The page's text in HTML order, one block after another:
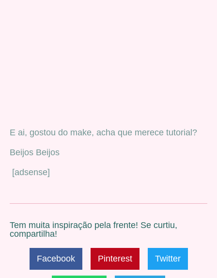
E ai, gostou do make, acha que merece tutorial?
Beijos Beijos
[adsense]
Tem muita inspiração pela frente! Se curtiu,
compartilha!
Facebook Pinterest Twitter